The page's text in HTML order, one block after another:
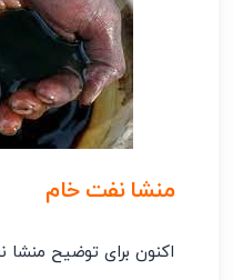
منشا نفت خام
اکنون برای توضیح